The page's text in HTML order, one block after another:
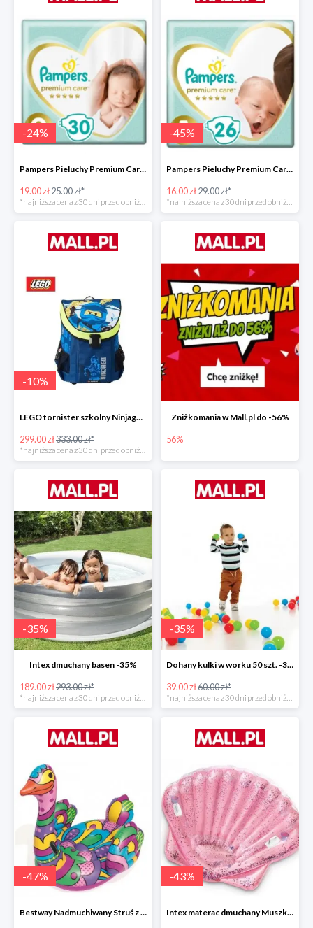
-24%
Pampers Pieluchy Premium Care 0 Newborn -24%
19.00 zł25.00 zł*
*najniższa cena z 30 dni przed obniżką
-45%
Pampers Pieluchy Premium Care 1 Newborn -44%
16.00 zł29.00 zł*
*najniższa cena z 30 dni przed obniżką
-10%
LEGO tornister szkolny Ninjago JAY of Lightning Easy
299.00 zł333.00 zł*
Zniżkomania w Mall.pl do -56%
56%
-35%
Intex dmuchany basen -35%
189.00 zł293.00 zł*
-35%
Dohany kulki w worku 50 szt. -35%
39.00 zł60.00 zł*
-47%
Bestway Nadmuchiwany Struś z uchwytami -47%
-43%
Intex materac dmuchany Muszka -42%